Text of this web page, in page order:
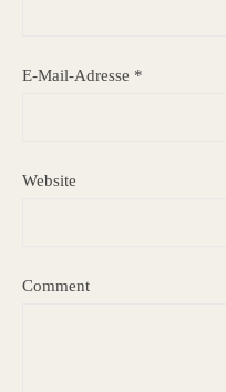
E-Mail-Adresse *
Website
Comment